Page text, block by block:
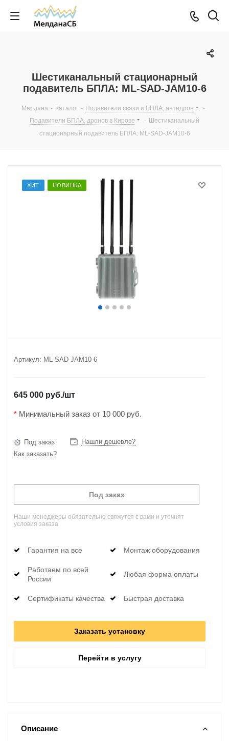
Шестиканальный стационарный
подавитель БПЛА: ML-SAD-JAM10-6
Мелдана - Каталог - Подавители связи и БПЛА, антидрон
-
Подавители БПЛА, дронов в Кирове
- Шестиканальный
стационарный подавитель БПЛА: ML-SAD-JAM10-6
ХИТ НОВИНКА
Артикул: ML-SAD-JAM10-6
645 000 руб./шт
* Минимальный заказ от 10 000 руб.
Под заказ
Нашли дешевле?
Как заказать?
Под заказ
Наши менеджеры обязательно свяжутся с вами и уточнят
условия заказа
Гарантия на все Монтаж оборудования
Работаем по всей
России
Любая форма оплаты
Сертификаты качества Быстрая доставка
Заказать установку
Перейти в услугу
Описание